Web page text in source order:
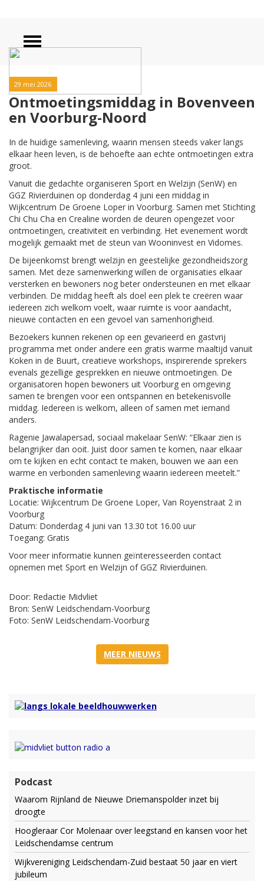
29 mei 2026
Ontmoetingsmiddag in Bovenveen
en Voorburg-Noord
In de huidige samenleving, waarin mensen steeds vaker langs
elkaar heen leven, is de behoefte aan echte ontmoetingen extra
groot.
Vanuit die gedachte organiseren Sport en Welzijn (SenW) en
GGZ Rivierduinen op donderdag 4 juni een middag in
Wijkcentrum De Groene Loper in Voorburg. Samen met Stichting
Chi Chu Cha en Crealine worden de deuren opengezet voor
ontmoetingen, creativiteit en verbinding. Het evenement wordt
mogelijk gemaakt met de steun van Wooninvest en Vidomes.
De bijeenkomst brengt welzijn en geestelijke gezondheidszorg
samen. Met deze samenwerking willen de organisaties elkaar
versterken en bewoners nog beter ondersteunen en met elkaar
verbinden. De middag heeft als doel een plek te creëren waar
iedereen zich welkom voelt, waar ruimte is voor aandacht,
nieuwe contacten en een gevoel van samenhorigheid.
Bezoekers kunnen rekenen op een gevarieerd en gastvrij
programma met onder andere een gratis warme maaltijd vanuit
Koken in de Buurt, creatieve workshops, inspirerende sprekers
evenals gezellige gesprekken en nieuwe ontmoetingen. De
organisatoren hopen bewoners uit Voorburg en omgeving
samen te brengen voor een ontspannen en betekenisvolle
middag. Iedereen is welkom, alleen of samen met iemand
anders.
Ragenie Jawalapersad, sociaal makelaar SenW: “Elkaar zien is
belangrijker dan ooit. Juist door samen te komen, naar elkaar
om te kijken en echt contact te maken, bouwen we aan een
warme en verbonden samenleving waarin iedereen meetelt.”
Praktische informatie
Locatie: Wijkcentrum De Groene Loper, Van Royenstraat 2 in
Voorburg
Datum: Donderdag 4 juni van 13.30 tot 16.00 uur
Toegang: Gratis
Voor meer informatie kunnen geïnteresseerden contact
opnemen met Sport en Welzijn of GGZ Rivierduinen.
Door: Redactie Midvliet
Bron: SenW Leidschendam-Voorburg
Foto: SenW Leidschendam-Voorburg
MEER NIEUWS
Podcast
Waarom Rijnland de Nieuwe Driemanspolder inzet bij
droogte
Hoogleraar Cor Molenaar over leegstand en kansen voor het
Leidschendamse centrum
Wijkvereniging Leidschendam-Zuid bestaat 50 jaar en viert
jubileum